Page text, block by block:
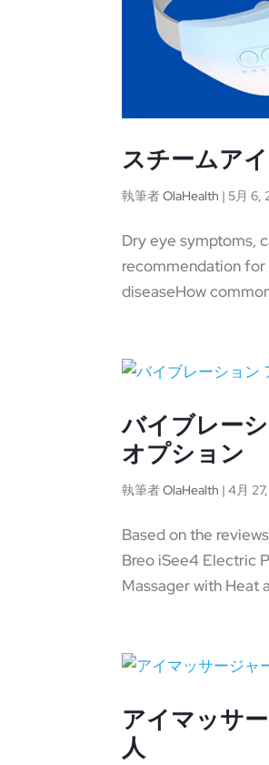
スチームア
執筆者OlaHealth | 5月 6,
Dry eye symptoms,
recommendation for
diseaseHow
バイブレー
オプション
執筆者OlaHealth |4月
Based on the
Breo iSee4 Electric
Massager with Heat
アイマッサ
人